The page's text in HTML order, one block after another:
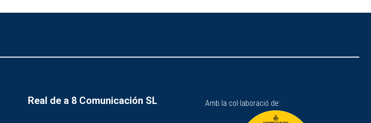
Real de a 8 Comunicación SL Amb la col·laboració de: